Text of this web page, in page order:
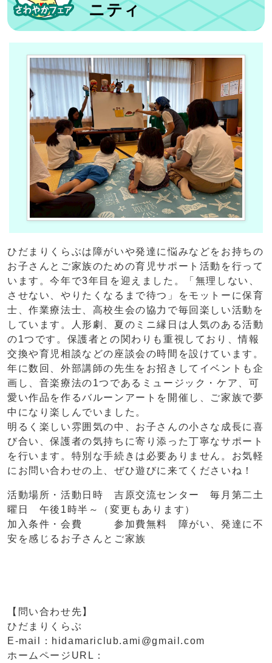
ニティ
ひだまりくらぶは障がいや発達に悩みなどをお持ちの
お子さんとご家族のための育児サポート活動を行って
います。今年で3年目を迎えました。「無理しない、
させない、やりたくなるまで待つ」をモットーに保育
士、作業療法士、高校生会の協力で毎回楽しい活動を
しています。人形劇、夏のミニ縁日は人気のある活動
の1つです。保護者との関わりも重視しており、情報
交換や育児相談などの座談会の時間を設けています。
年に数回、外部講師の先生をお招きしてイベントも企
画し、音楽療法の1つであるミュージック・ケア、可
愛い作品を作るバルーンアートを開催し、ご家族で夢
中になり楽しんでいました。
明るく楽しい雰囲気の中、お子さんの小さな成長に喜
び合い、保護者の気持ちに寄り添った丁寧なサポート
を行います。特別な手続きは必要ありません。お気軽
にお問い合わせの上、ぜひ遊びに来てくださいね！
活動場所・活動日時 吉原交流センター 毎月第二土
曜日 午後1時半～（変更もあります）
加入条件・会費 参加費無料 障がい、発達に不
安を感じるお子さんとご家族
【問い合わせ先】
ひだまりくらぶ
E-mail：hidamariclub.ami@gmail.com
ホームページURL：